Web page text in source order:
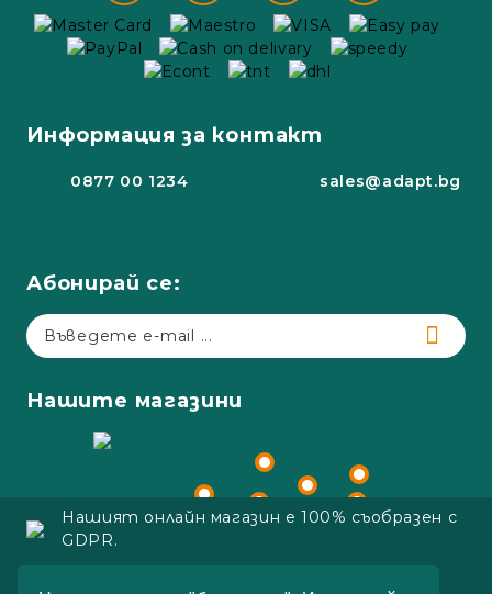
Информация за контакт
0877 00 1234 sales@adapt.bg
Абонирай се:
Нашите магазини
Нашият онлайн магазин е 100% съобразен с
GDPR.